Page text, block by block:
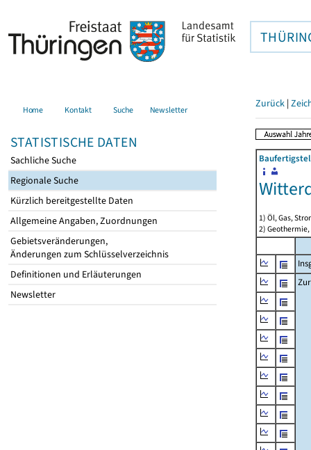
Home Kontakt Suche Newsletter
STATISTISCHE DATEN
Sachliche Suche
Regionale Suche
Kürzlich bereitgestellte Daten
Allgemeine Angaben, Zuordnungen
Gebietsveränderungen,
Änderungen zum Schlüsselverzeichnis
Definitionen und Erläuterungen
Newsletter
Zurück |
1) Öl, Gas,
2)